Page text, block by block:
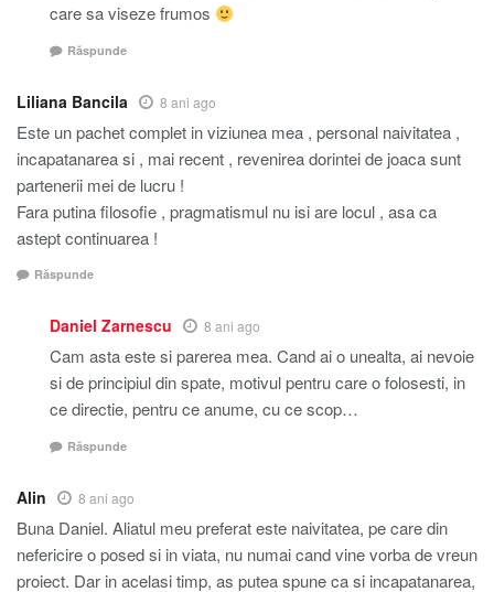
care sa viseze frumos
Răspunde
Liliana Bancila 8 ani ago
Este un pachet complet in viziunea mea , personal naivitatea ,
incapatanarea si , mai recent , revenirea dorintei de joaca sunt
partenerii mei de lucru !
Fara putina filosofie , pragmatismul nu isi are locul , asa ca
astept continuarea !
Răspunde
Daniel Zarnescu 8 ani ago
Cam asta este si parerea mea. Cand ai o unealta, ai nevoie
si de principiul din spate, motivul pentru care o folosesti, in
ce directie, pentru ce anume, cu ce scop…
Răspunde
Alin 8 ani ago
Buna Daniel. Aliatul meu preferat este naivitatea, pe care din
nefericire o posed si in viata, nu numai cand vine vorba de vreun
proiect. Dar in acelasi timp, as putea spune ca si incapatanarea,